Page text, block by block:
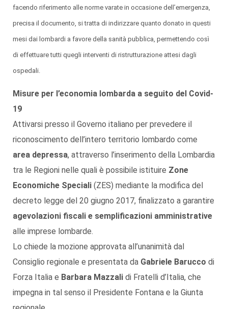
facendo riferimento alle norme varate in occasione dell’emergenza,
precisa il documento, si tratta di indirizzare quanto donato in questi
mesi dai lombardi a favore della sanità pubblica, permettendo così
di effettuare tutti quegli interventi di ristrutturazione attesi dagli
ospedali.
Misure per l’economia lombarda a seguito del Covid-
19
Attivarsi presso il Governo italiano per prevedere il
riconoscimento dell’intero territorio lombardo come
area depressa, attraverso l’inserimento della Lombardia
tra le Regioni nelle quali è possibile istituire Zone
Economiche Speciali (ZES) mediante la modifica del
decreto legge del 20 giugno 2017, finalizzato a garantire
agevolazioni fiscali e semplificazioni amministrative
alle imprese lombarde.
Lo chiede la mozione approvata all’unanimità dal
Consiglio regionale e presentata da Gabriele Barucco di
Forza Italia e Barbara Mazzali di Fratelli d’Italia, che
impegna in tal senso il Presidente Fontana e la Giunta